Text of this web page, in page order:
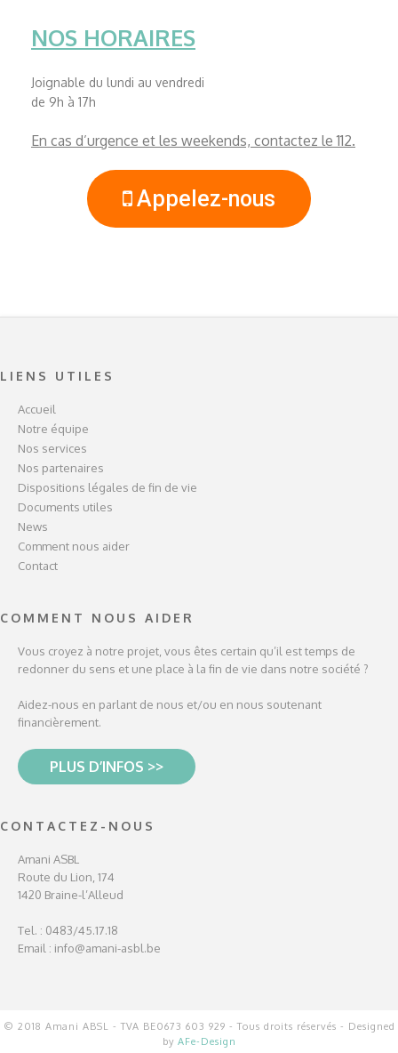
NOS HORAIRES
Joignable du lundi au vendredi
de 9h à 17h
En cas d’urgence et les weekends, contactez le 112.
Appelez-nous
LIENS UTILES
Accueil
Notre équipe
Nos services
Nos partenaires
Dispositions légales de fin de vie
Documents utiles
News
Comment nous aider
Contact
COMMENT NOUS AIDER
Vous croyez à notre projet, vous êtes certain qu’il est temps de
redonner du sens et une place à la fin de vie dans notre société ?
Aidez-nous en parlant de nous et/ou en nous soutenant
financièrement.
PLUS D’INFOS >>
CONTACTEZ-NOUS
Amani ASBL
Route du Lion, 174
1420 Braine-l’Alleud
Tel. : 0483/45.17.18
Email : info@amani-asbl.be
© 2018 Amani ABSL - TVA BE0673 603 929 - Tous droits réservés - Designed
by AFe-Design